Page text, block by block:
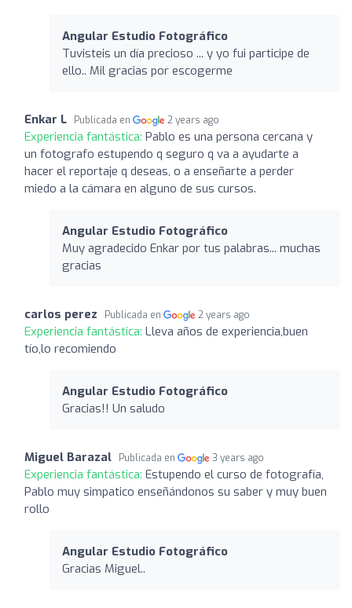
Angular Estudio Fotográfico
Tuvisteis un día precioso ... y yo fui participe de
ello.. Mil gracias por escogerme
Enkar L Publicada en 2 years ago
Experiencia fantástica: Pablo es una persona cercana y
un fotografo estupendo q seguro q va a ayudarte a
hacer el reportaje q deseas, o a enseñarte a perder
miedo a la cámara en alguno de sus cursos.
Angular Estudio Fotográfico
Muy agradecido Enkar por tus palabras... muchas
gracias
carlos perez Publicada en 2 years ago
Experiencia fantástica: Lleva años de experiencia,buen
tío,lo recomiendo
Angular Estudio Fotográfico
Gracias!! Un saludo
Miguel Barazal Publicada en 3 years ago
Experiencia fantástica: Estupendo el curso de fotografía,
Pablo muy simpatico enseñándonos su saber y muy buen
rollo
Angular Estudio Fotográfico
Gracias Miguel..